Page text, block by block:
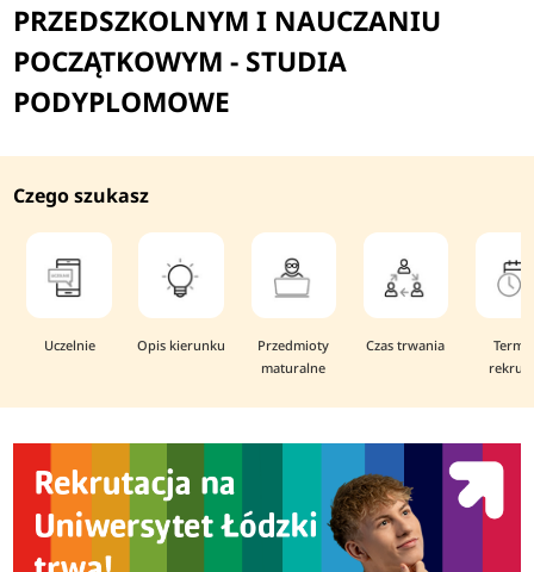
PRZEDSZKOLNYM I NAUCZANIU
POCZĄTKOWYM - STUDIA
PODYPLOMOWE
Czego szukasz
Uczelnie Opis kierunku
Przedmioty
maturalne
Czas trwania